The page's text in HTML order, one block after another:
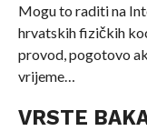
Mogu to raditi na
hrvatskih fizičkih
provod, pogotovo
vrijeme…
VRSTE